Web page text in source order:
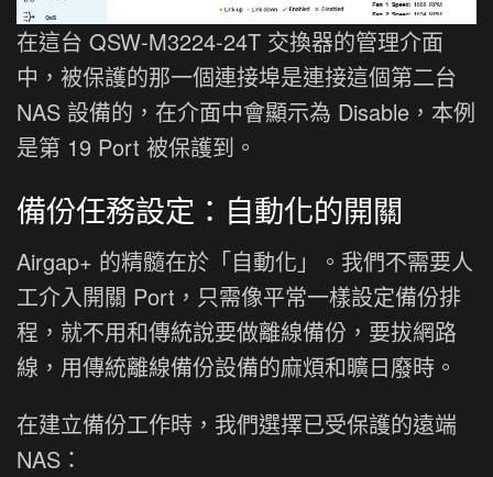
在這台 QSW-M3224-24T 交換器的管理介面
中，被保護的那一個連接埠是連接這個第二台
NAS 設備的，在介面中會顯示為 Disable，本例
是第 19 Port 被保護到。
備份任務設定：自動化的開關
Airgap+ 的精髓在於「自動化」。我們不需要人
工介入開關 Port，只需像平常一樣設定備份排
程，就不用和傳統說要做離線備份，要拔網路
線，用傳統離線備份設備的麻煩和曠日廢時。
在建立備份工作時，我們選擇已受保護的遠端
NAS：